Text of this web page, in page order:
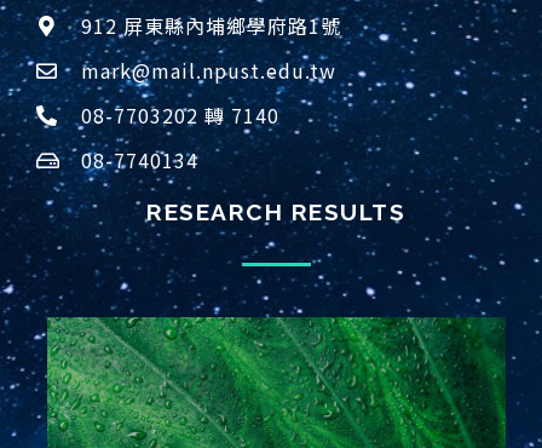
912 屏東縣內埔鄉學府路1號
mark@mail.npust.edu.tw
08-7703202 轉 7140
08-7740134
RESEARCH RESULTS